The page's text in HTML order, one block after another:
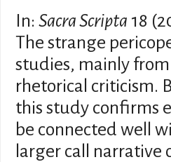
In: Sacra Scripta 18
The strange
studies, mainly
rhetorical criticism.
this study confirms
be connected well
larger call narrative